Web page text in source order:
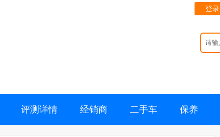
登录
评测详情 经销商 二手车 保养